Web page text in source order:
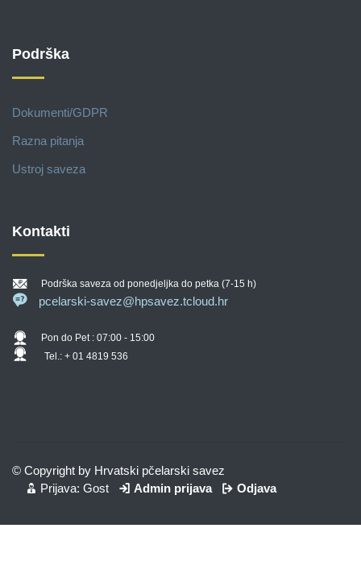
Podrška
Dokumenti/GDPR
Razna pitanja
Ustroj saveza
Kontakti
Podrška saveza od ponedjeljka do petka (7-15 h)
pcelarski-savez@hpsavez.tcloud.hr
Pon do Pet : 07:00 - 15:00
Tel.: + 01 4819 536
© Copyright by Hrvatski pčelarski savez
Prijava: Gost
Admin prijava Odjava